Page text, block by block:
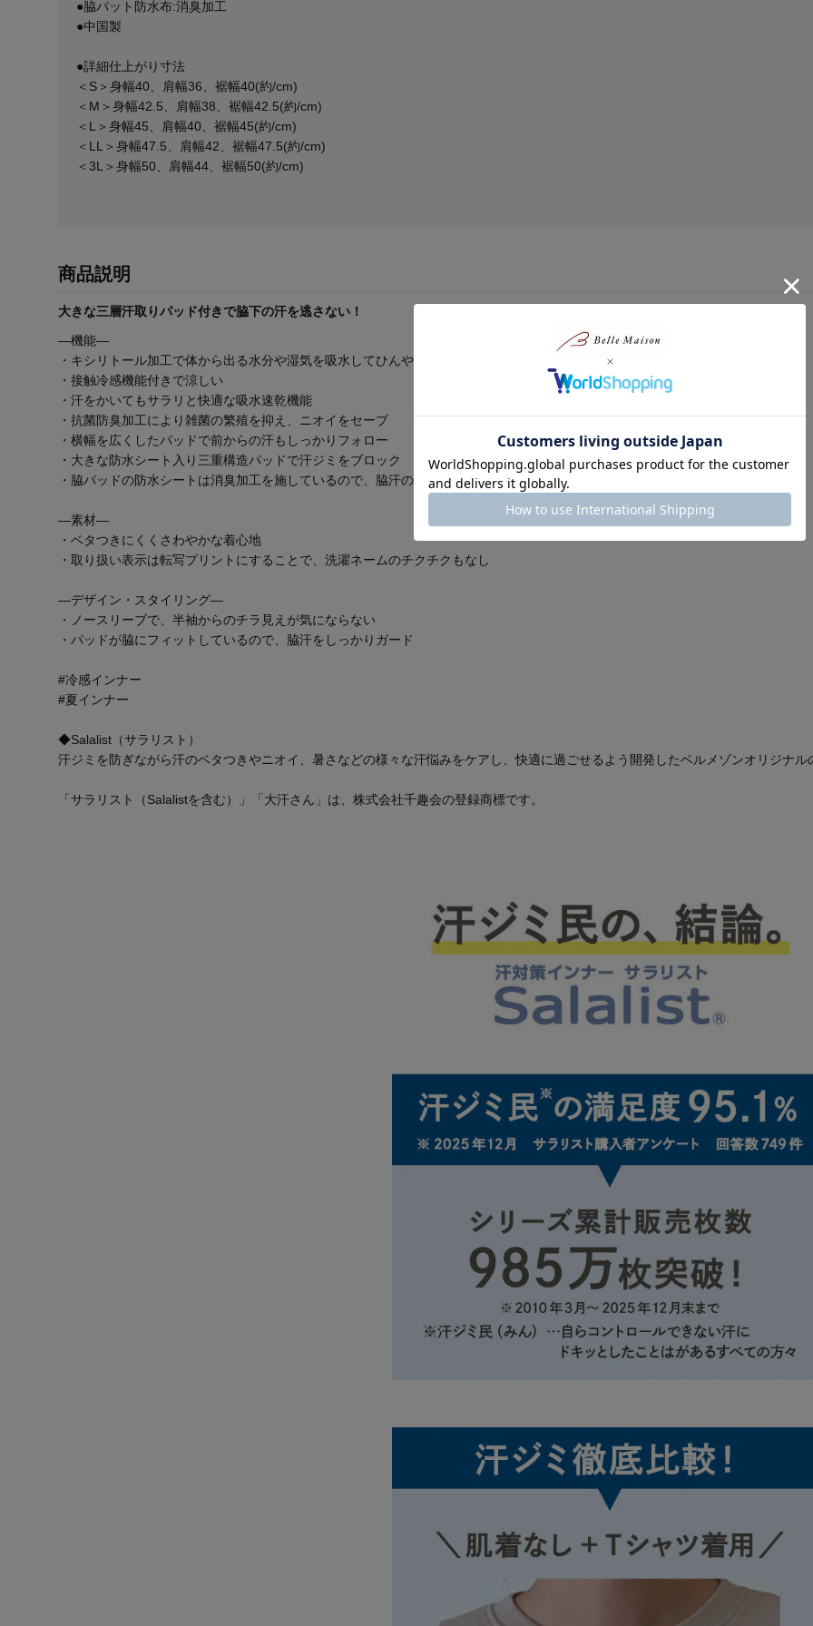
●脇パット防水布:消臭加工
●中国製
●詳細仕上がり寸法
＜S＞身幅40、肩幅36、裾幅40(約/cm)
＜M＞身幅42.5、肩幅38、裾幅42.5(約/cm)
＜L＞身幅45、肩幅40、裾幅45(約/cm)
＜LL＞身幅47.5、肩幅42、裾幅47.5(約/cm)
＜3L＞身幅50、肩幅44、裾幅50(約/cm)
商品説明
大きな三層汗取りパッド付きで脇下の汗を逃さない！
―機能―
・キシリトール加工で体から出る水分や湿気を吸水してひんやり冷たい
・接触冷感機能付きで涼しい
・汗をかいてもサラリと快適な吸水速乾機能
・抗菌防臭加工により雑菌の繁殖を抑え、ニオイをセーブ
・横幅を広くしたパッドで前からの汗もしっかりフォロー
・大きな防水シート入り三重構造パッドで汗ジミをブロック
・脇パッドの防水シートは消臭加工を施しているので、脇汗のニオイも重点的にケア
―素材―
・ベタつきにくくさわやかな着心地
・取り扱い表示は転写プリントにすることで、洗濯ネームのチクチクもなし
―デザイン・スタイリング―
・ノースリーブで、半袖からのチラ見えが気にならない
・パッドが脇にフィットしているので、脇汗をしっかりガード
#冷感インナー
#夏インナー
◆Salalist（サラリスト）
汗ジミを防ぎながら汗のベタつきやニオイ、暑さなどの様々な汗悩みをケアし、快適に過ごせるよう開発したベルメゾンオリジナル
「サラリスト（Salalistを含む）」「大汗さん」は、株式会社千趣会の登録商標です。